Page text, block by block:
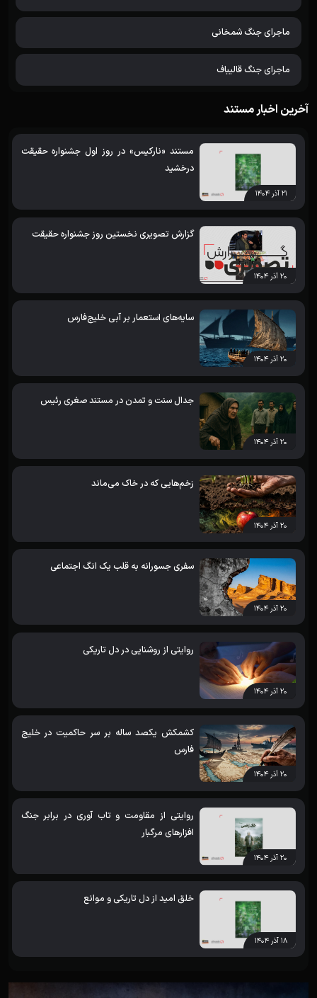
ماجرای جنگ شمخانی
ماجرای جنگ قالیباف
آخرین اخبار مستند
۲۱ آذر ۱۴۰۴
مستند «نارکیس» در روز اول جشنواره حقیقت
درخشید
۲۰ آذر ۱۴۰۴
گزارش تصویری نخستین روز جشنواره حقیقت
۲۰ آذر ۱۴۰۴
سایه‌های استعمار بر آبی خلیج‌فارس
۲۰ آذر ۱۴۰۴
جدال سنت و تمدن در مستند صغری رئیس
۲۰ آذر ۱۴۰۴
زخم‌هایی که در خاک می‌ماند
۲۰ آذر ۱۴۰۴
سفری جسورانه به قلب یک انگ اجتماعی
۲۰ آذر ۱۴۰۴
روایتی از روشنایی در دل تاریکی
۲۰ آذر ۱۴۰۴
کشمکش یکصد ساله بر سر حاکمیت در خلیج
فارس
۲۰ آذر ۱۴۰۴
روایتی از مقاومت و تاب آوری در برابر جنگ
افزارهای مرگبار
۱۸ آذر ۱۴۰۴
خلق امید از دل تاریکی و موانع